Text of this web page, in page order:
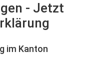
- Jetzt
im Kanton